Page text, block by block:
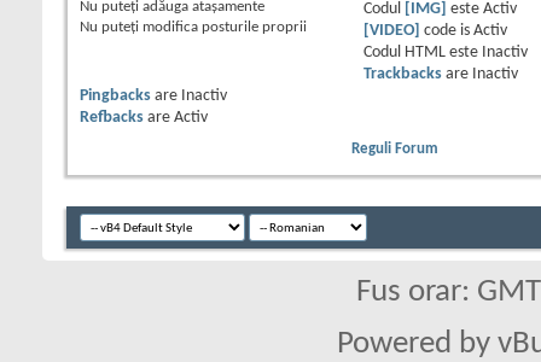
Nu puteţi adăuga ataşamente
Nu puteţi modifica posturile proprii
Codul
[IMG] este Activ
[VIDEO] code is Activ
Codul HTML este
Inactiv
Trackbacksare
Inactiv
Pingbacks are
Inactiv
Refbacks are Activ
Reguli Forum
Fus orar:
Powered by